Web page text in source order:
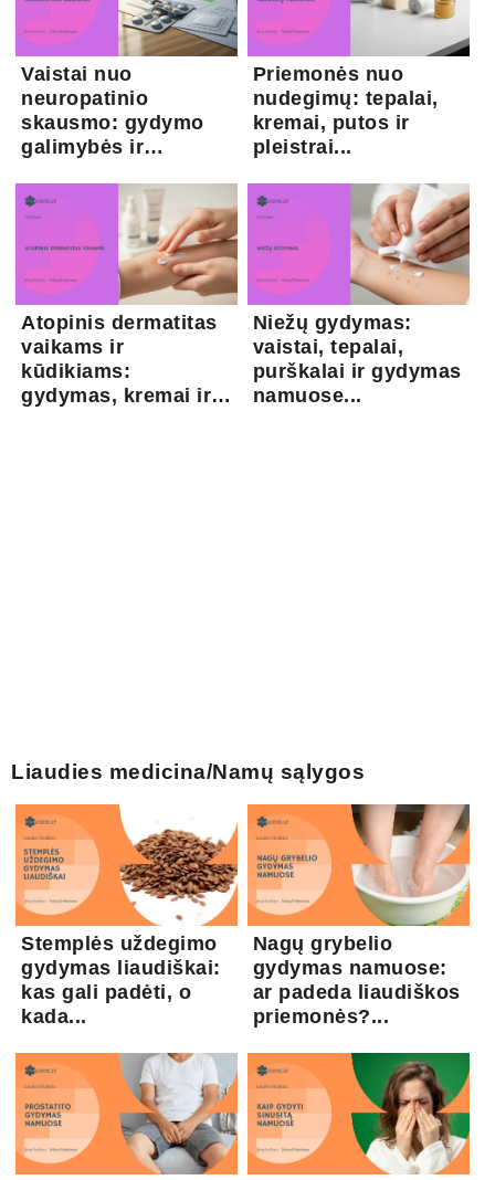
Vaistai nuo
neuropatinio
skausmo: gydymo
galimybės ir
Priemonės nuo
nudegimų: tepalai,
kremai, putos ir
pleistrai...
Atopinis dermatitas
vaikams ir
kūdikiams:
gydymas, kremai ir
Niežų gydymas:
vaistai, tepalai,
purškalai ir gydymas
namuose...
Liaudies medicina/Namų sąlygos
Stemplės uždegimo
gydymas liaudiškai:
kas gali padėti, o
kada...
Nagų grybelio
gydymas namuose:
ar padeda liaudiškos
priemonės?...